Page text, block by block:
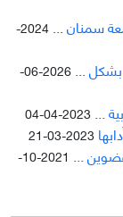
سمنان ...
2024-
بشکل ...
2026-06-
...
2023-04-04
2023-03-21
...
2021-10-